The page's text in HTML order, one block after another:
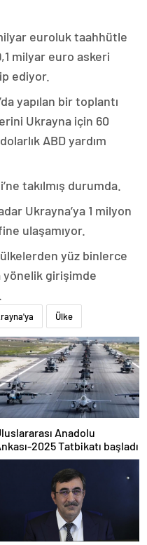
euroluk taahhütle
milyar euro askeri
ediyor.
yapılan bir toplantı
Ukrayna için 60
ABD yardım
takılmış durumda.
Ukrayna’ya 1 milyon
ulaşamıyor.
yüz binlerce
yönelik girişimde
Ülke
Anadolu
2025 Tatbikatı başladı